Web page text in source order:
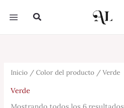
Buscar
Inicio / Color del producto / Verde
Verde